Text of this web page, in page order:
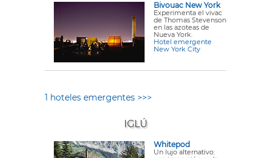
Bivouac New York
Experimenta el vivac
de Thomas Stevenson
en las azoteas de
Nueva York.
Hotel emergente
New York City
1 hoteles emergentes >>>
IGLÚ
Whitepod
Un lujo alternativo: